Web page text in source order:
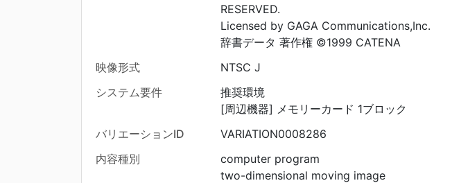
RESERVED.
Licensed by GAGA Communications,Inc.
辞書データ 著作権 ©1999 CATENA
映像形式
NTSC J
システム要件
推奨環境
[周辺機器] メモリーカード 1ブロック
バリエーションID
VARIATION0008286
内容種別
computer program
two-dimensional moving image